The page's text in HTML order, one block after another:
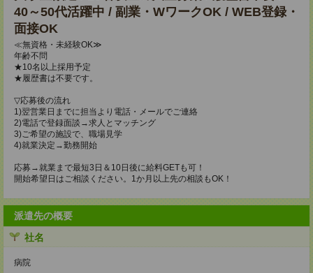
40～50代活躍中 / 副業・WワークOK / WEB登録・
面接OK
≪無資格・未経験OK≫
年齢不問
★10名以上採用予定
★履歴書は不要です。
▽応募後の流れ
1)翌営業日までに担当より電話・メールでご連絡
2)電話で登録面談→求人とマッチング
3)ご希望の施設で、職場見学
4)就業決定→勤務開始
応募→就業まで最短3日＆10日後に給料GETも可！
開始希望日はご相談ください。1か月以上先の相談もOK！
派遣先の概要
社名
病院